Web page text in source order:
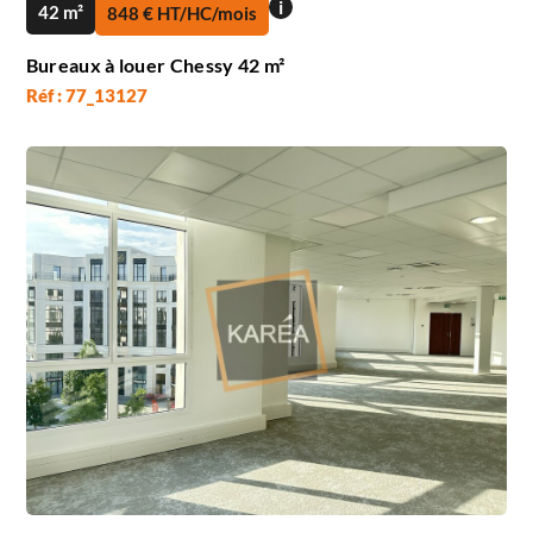
42 m² 848 € HT/HC/mois i
Bureaux à louer Chessy 42 m²
Réf : 77_13127